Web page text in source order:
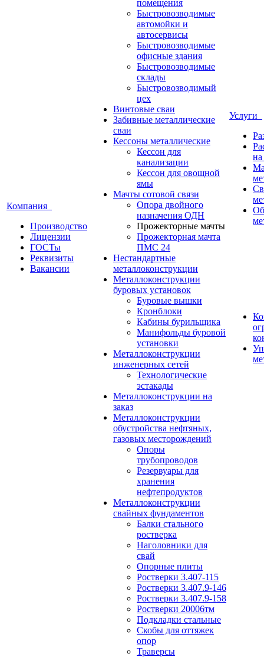
Компания
Производство
Лицензии
ГОСТы
Реквизиты
Вакансии
помещения
Быстровозводимые
автомойки и
автосервисы
Быстровозводимые
офисные здания
Быстровозводимые
склады
Быстровозводимый
цех
Винтовые сваи
Забивные металлические
сваи
Кессоны металлические
Кессон для
канализации
Кессон для овощной
ямы
Мачты сотовой связи
Опора двойного
назначения ОДН
Прожекторные мачты
Прожекторная мачта
ПМС 24
Нестандартные
металлоконструкции
Металлоконструкции
буровых установок
Буровые вышки
Кронблоки
Кабины бурильщика
Манифольды буровой
установки
Металлоконструкции
инженерных сетей
Технологические
эстакады
Металлоконструкции на
заказ
Металлоконструкции
обустройства нефтяных,
газовых месторождений
Опоры
трубопроводов
Резервуары для
хранения
нефтепродуктов
Металлоконструкции
свайных фундаментов
Балки стального
ростверка
Наголовники для
свай
Опорные плиты
Ростверки 3.407-115
Ростверки 3.407.9-146
Ростверки 3.407.9-158
Ростверки 20006тм
Подкладки стальные
Скобы для оттяжек
опор
Траверсы
Услуги